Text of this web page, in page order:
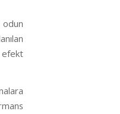
efekt